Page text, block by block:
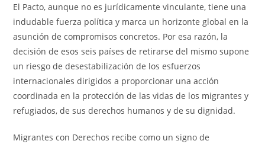
El Pacto, aunque no es jurídicamente vinculante, tiene una
indudable fuerza política y marca un horizonte global en la
asunción de compromisos concretos. Por esa razón, la
decisión de esos seis países de retirarse del mismo supone
un riesgo de desestabilización de los esfuerzos
internacionales dirigidos a proporcionar una acción
coordinada en la protección de las vidas de los migrantes y
refugiados, de sus derechos humanos y de su dignidad.
Migrantes con Derechos recibe como un signo de